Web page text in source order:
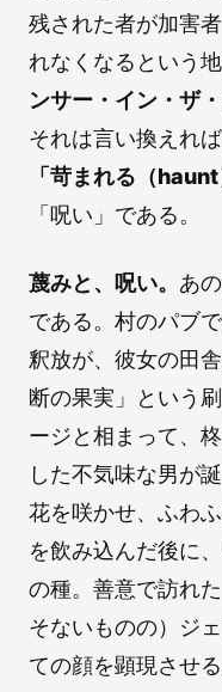
残された者が加害
れなくなるという地
ンサー・イン・ザ・
それは言い換えれ
「苛まれる（haunt
「呪い」である。
蔑みと、呪い。 あ
である。村のパブ
釈放が、彼女の田
断の果実」という
ージと相まって、
した不気味な男が
花を咲かせ、ふわ
を飲み込んだ後に
の種。善意で訪れ
そないものの）ジ
ての顔を顕現させ